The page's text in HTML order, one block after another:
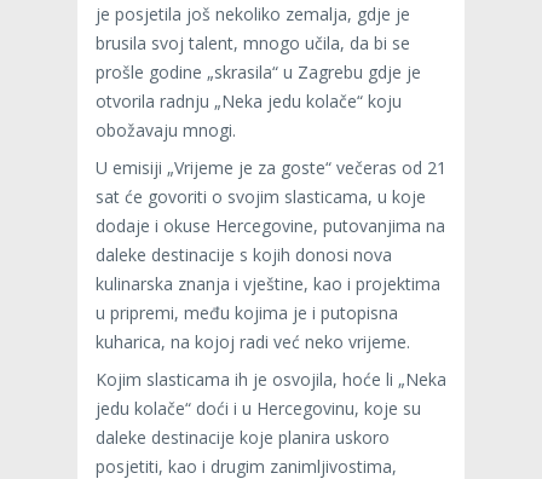
je posjetila još nekoliko zemalja, gdje je
brusila svoj talent, mnogo učila, da bi se
prošle godine „skrasila“ u Zagrebu gdje je
otvorila radnju „Neka jedu kolače“ koju
obožavaju mnogi.
U emisiji „Vrijeme je za goste“ večeras od 21
sat će govoriti o svojim slasticama, u koje
dodaje i okuse Hercegovine, putovanjima na
daleke destinacije s kojih donosi nova
kulinarska znanja i vještine, kao i projektima
u pripremi, među kojima je i putopisna
kuharica, na kojoj radi već neko vrijeme.
Kojim slasticama ih je osvojila, hoće li „Neka
jedu kolače“ doći i u Hercegovinu, koje su
daleke destinacije koje planira uskoro
posjetiti, kao i drugim zanimljivostima,